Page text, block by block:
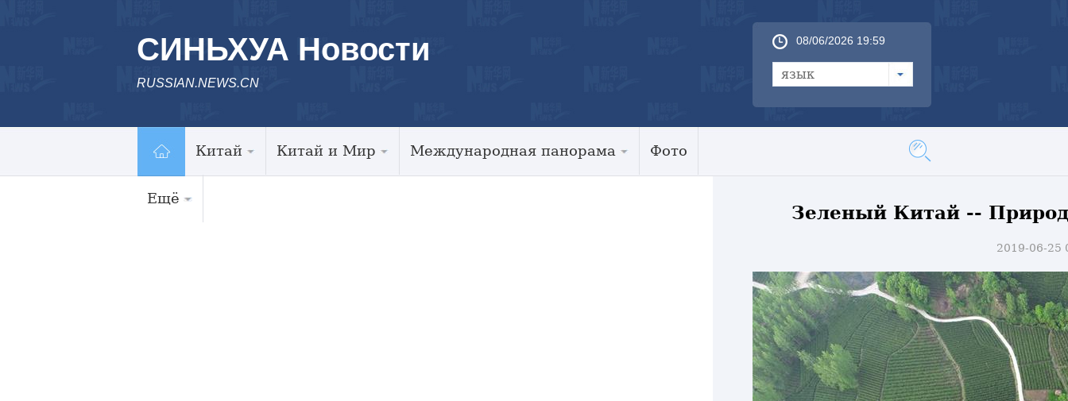
СИНЬХУА Новости
RUSSIAN.NEWS.CN
08/06/2026 19:59
язык
Китай Китай и Мир Международная панорама Фото
Ещё
Зеленый Китай --
2019-06-25